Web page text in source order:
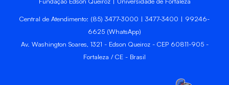
Central de Atendimento: (85) 3477-3000 | 3477-3400 | 99246-
6625 (WhatsApp)
Av. Washington Soares, 1321 - Edson Queiroz - CEP 60811-905 -
Fortaleza / CE - Brasil